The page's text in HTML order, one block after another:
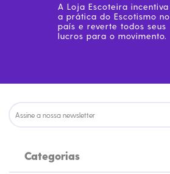
A Loja Escoteira incentiva
a prática do Escotismo no
país e reverte todos seus
lucros para o movimento.
Categorias